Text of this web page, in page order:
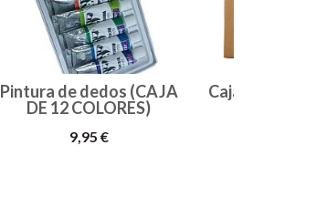
Pintura de dedos (CAJA
DE 12 COLORES)
9,95 €
Caja de